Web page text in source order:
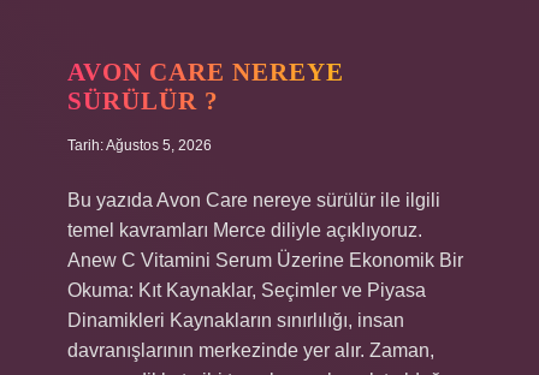
AVON CARE NEREYE
SÜRÜLÜR ?
Tarih: Ağustos 5, 2026
Bu yazıda Avon Care nereye sürülür ile ilgili
temel kavramları Merce diliyle açıklıyoruz.
Anew C Vitamini Serum Üzerine Ekonomik Bir
Okuma: Kıt Kaynaklar, Seçimler ve Piyasa
Dinamikleri Kaynakların sınırlılığı, insan
davranışlarının merkezinde yer alır. Zaman,